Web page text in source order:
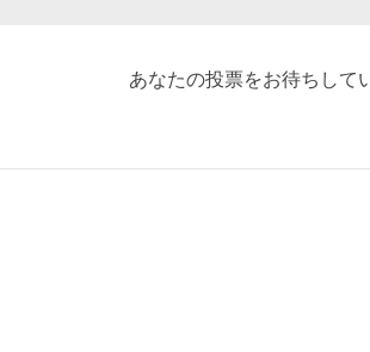
あなたの投票をお待ちして